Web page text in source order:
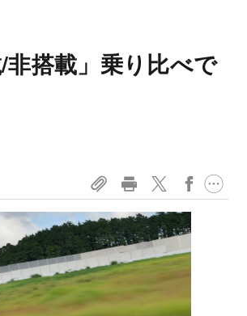
搭載」乗り比べで